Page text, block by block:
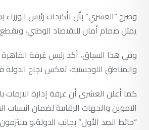
وصرح “العشري” بأن تأكيدات رئيس
يمثل صمام أمان للاقتصاد الوطني،
وفي هذا السياق، أكد رئيس غرفة
والمناطق اللوجستية، تعكس نجاح
كما أعلن العشرى أن غرفة إدارة الازمات
التموين والجهات الرقابية لضمان
“حائط الصد الأول” بجانب الدولة،و